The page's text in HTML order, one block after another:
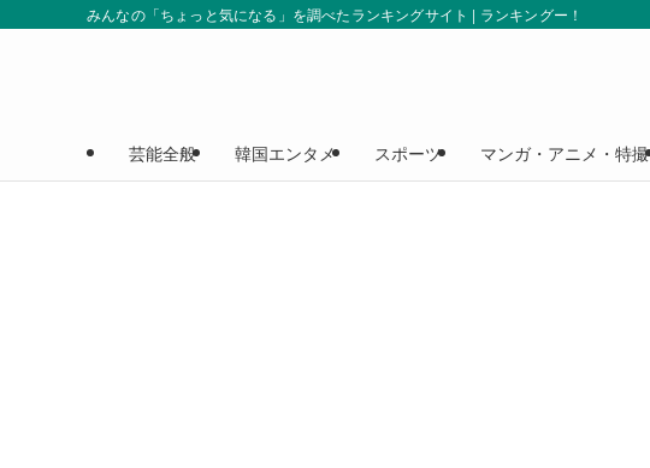
みんなの「ちょっと気になる」を調べたランキングサイト | ランキングー！
芸能全般 韓国エンタメ スポーツ マンガ・アニメ・特撮